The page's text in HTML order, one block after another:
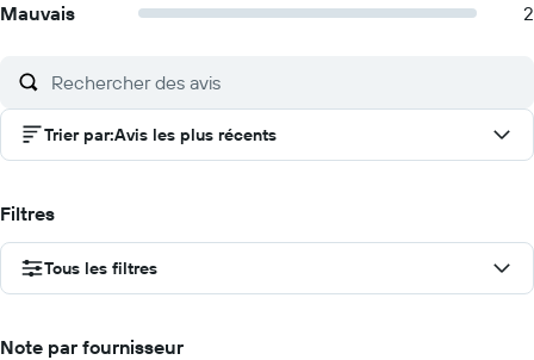
Mauvais
2
Trier par:Avis les plus récents
Filtres
Tous les filtres
Note par fournisseur